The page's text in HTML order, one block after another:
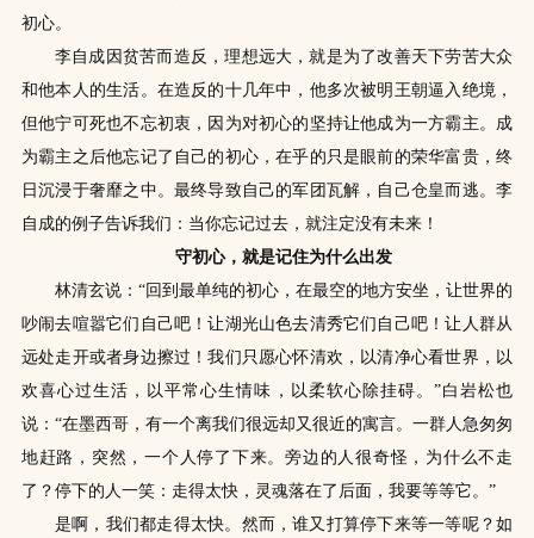
初心。
李自成因贫苦而造反，理想远大，就是为了改善天下劳苦大众
和他本人的生活。在造反的十几年中，他多次被明王朝逼入绝境，
但他宁可死也不忘初衷，因为对初心的坚持让他成为一方霸主。成
为霸主之后他忘记了自己的初心，在乎的只是眼前的荣华富贵，终
日沉浸于奢靡之中。最终导致自己的军团瓦解，自己仓皇而逃。李
自成的例子告诉我们：当你忘记过去，就注定没有未来！
守初心，就是记住为什么出发
林清玄说：“回到最单纯的初心，在最空的地方安坐，让世界的
吵闹去喧嚣它们自己吧！让湖光山色去清秀它们自己吧！让人群从
远处走开或者身边擦过！我们只愿心怀清欢，以清净心看世界，以
欢喜心过生活，以平常心生情味，以柔软心除挂碍。”白岩松也
说：“在墨西哥，有一个离我们很远却又很近的寓言。一群人急匆匆
地赶路，突然，一个人停了下来。旁边的人很奇怪，为什么不走
了？停下的人一笑：走得太快，灵魂落在了后面，我要等等它。”
是啊，我们都走得太快。然而，谁又打算停下来等一等呢？如